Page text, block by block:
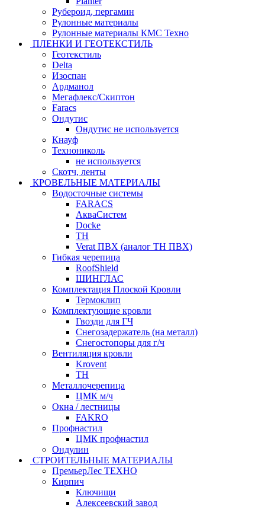
Рубероид, пергамин
Рулонные материалы
Рулонные материалы КМС Техно
ПЛЕНКИ И ГЕОТЕКСТИЛЬ
Геотекстиль
Delta
Изоспан
Ардманол
Мегафлекс/Скиптон
Faracs
Ондутис
Ондутис не используется
Кнауф
Технониколь
не используется
Скотч, ленты
КРОВЕЛЬНЫЕ МАТЕРИАЛЫ
Водосточные системы
FARACS
АкваСистем
Docke
ТН
Verat ПВХ (аналог ТН ПВХ)
Гибкая черепица
RoofShield
ШИНГЛАС
Комплектация Плоской Кровли
Термоклип
Комплектующие кровли
Гвозди для ГЧ
Снегозадержатель (на металл)
Снегостопоры для г/ч
Вентиляция кровли
Krovent
ТН
Металлочерепица
ЦМК м/ч
Окна / лестницы
FAKRO
Профнастил
ЦМК профнастил
Ондулин
СТРОИТЕЛЬНЫЕ МАТЕРИАЛЫ
ПремьерЛес ТЕХНО
Кирпич
Ключищи
Алексеевский завод